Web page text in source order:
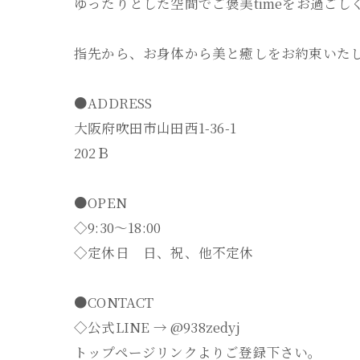
指先から、お身体から美と癒しをお約束いたし
●ADDRESS
大阪府吹田市山田西1-36-1
202Ｂ
●OPEN
◇9:30～18:00
◇定休日 日、祝、他不定休
●CONTACT
◇公式LINE → @938zedyj
トップページリンクよりご登録下さい。